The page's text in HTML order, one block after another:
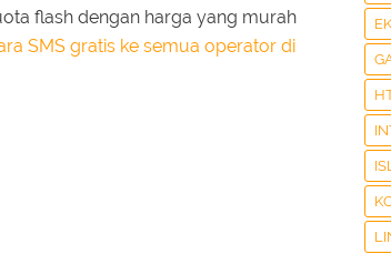
flash dengan harga yang murah
SMS gratis ke semua operator di